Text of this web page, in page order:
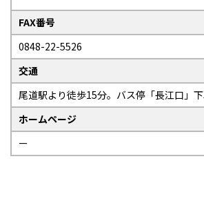
FAX番号
0848-22-5526
交通
尾道駅より徒歩15分。バス停「長江口」下
ホームページ
ー